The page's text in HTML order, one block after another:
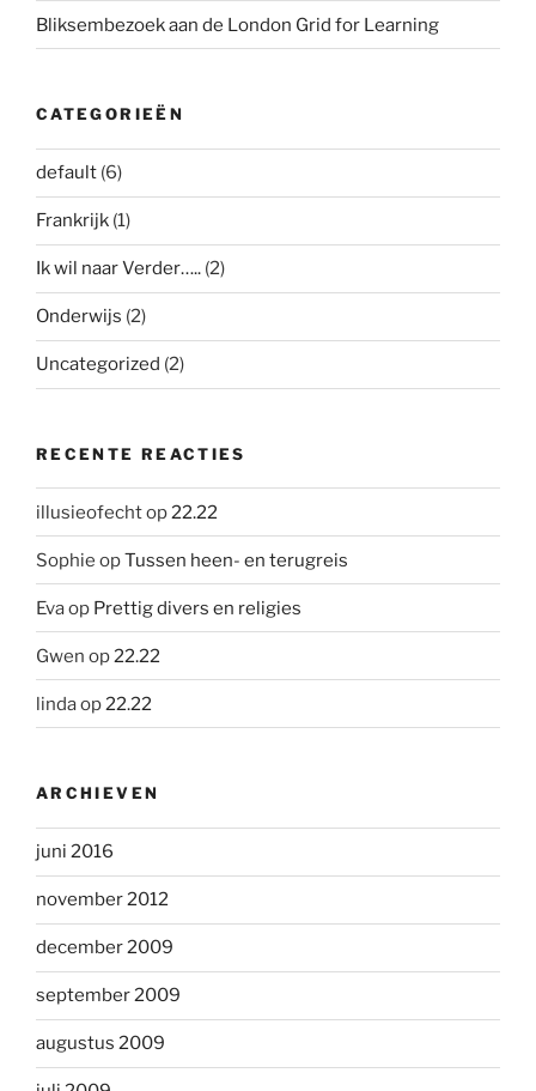
Bliksembezoek aan de London Grid for Learning
CATEGORIEËN
default (6)
Frankrijk (1)
Ik wil naar Verder….. (2)
Onderwijs (2)
Uncategorized (2)
RECENTE REACTIES
illusieofechtop22.22
Sophie opTussen heen- en terugreis
Evaop Prettig divers en religies
Gwen op22.22
lindaop22.22
ARCHIEVEN
juni 2016
november 2012
december 2009
september 2009
augustus 2009